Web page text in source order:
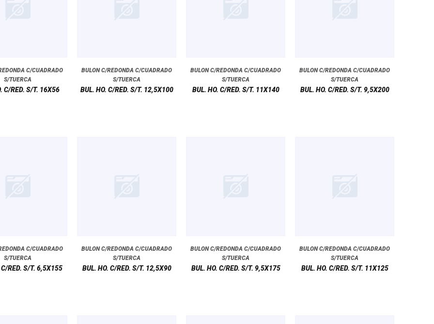
C/CUADRADO
S/TUERCA
C/RED. S/T. 16X56
BULON C/REDONDA C/CUADRADO
S/TUERCA
BUL. HO. C/RED. S/T. 12,5X100
BULON C/REDONDA C/CUADRADO
S/TUERCA
BUL. HO. C/RED. S/T. 11X140
BULON C/REDONDA C/CUADRADO
S/TUERCA
BUL. HO. C/RED. S/T. 9,5X200
C/CUADRADO
S/TUERCA
C/RED. S/T. 6,5X155
BULON C/REDONDA C/CUADRADO
S/TUERCA
BUL. HO. C/RED. S/T. 12,5X90
BULON C/REDONDA C/CUADRADO
S/TUERCA
BUL. HO. C/RED. S/T. 9,5X175
BULON C/REDONDA C/CUADRADO
S/TUERCA
BUL. HO. C/RED. S/T. 11X125